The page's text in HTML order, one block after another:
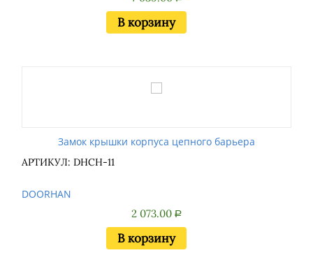
В корзину
Замок крышки корпуса цепного барьера
АРТИКУЛ: DHCH-11
DOORHAN
2 073.00 Р
В корзину